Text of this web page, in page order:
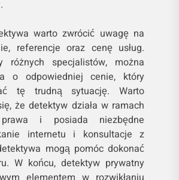
warto zwrócić uwagę na
referencje oraz cenę usług.
różnych specjalistów, można
o odpowiedniej cenie, który
tę trudną sytuację. Warto
że detektyw działa w ramach
prawa i posiada niezbędne
internetu i konsultacje z
mogą pomóc dokonać
W końcu, detektyw prywatny